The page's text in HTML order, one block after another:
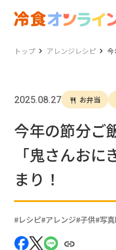
トップ アレンジレシピ 今
2025.08.27 お弁当
今年の節分ご
「鬼さんお
まり！
レシピ アレンジ 子供 写